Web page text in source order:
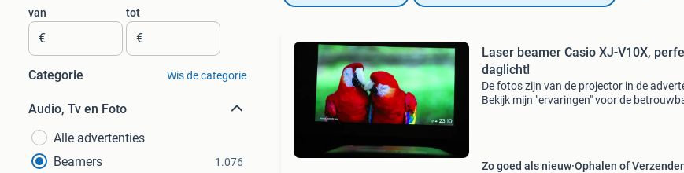
van
€
tot
€
Categorie Wis de categorie
Audio, Tv en Foto
Alle advertenties
Beamers
1.076
Laser beamer Casio XJ-V10X,
daglicht!
De fotos zijn van de projector in de
Bekijk mijn "ervaringen" voor de
Zo goed als nieuw Ophalen of